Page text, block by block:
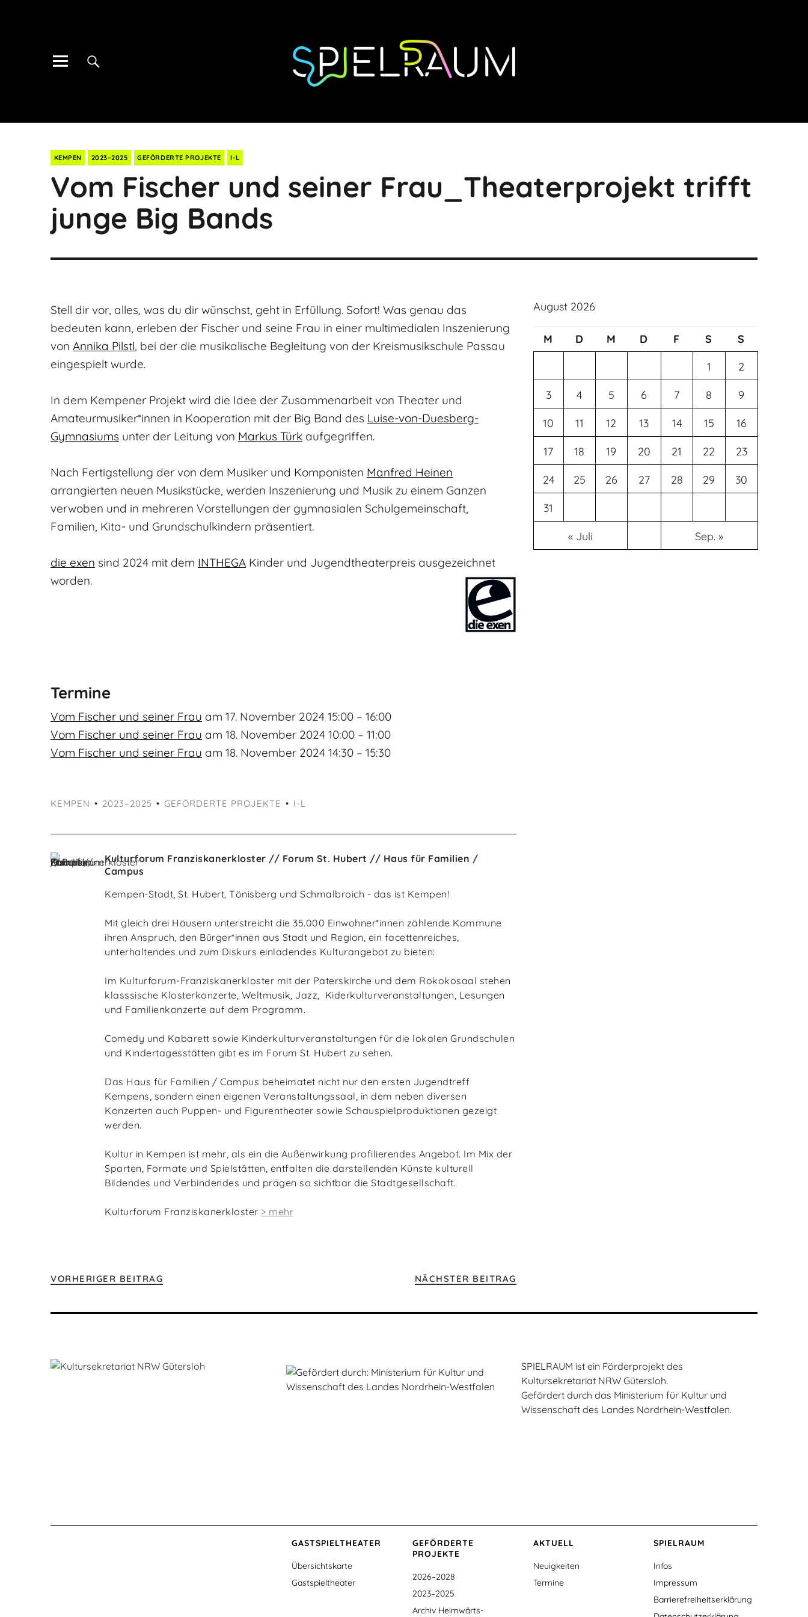
KEMPEN 2023–2025 GEFÖRDERTE PROJEKTE I-L
Vom Fischer und seiner Frau_Theaterprojekt trifft
junge Big Bands
Stell dir vor, alles, was du dir wünschst, geht in Erfüllung. Sofort! Was genau das
bedeuten kann, erleben der Fischer und seine Frau in einer multimedialen Inszenierung
von Annika Pilstl, bei der die musikalische Begleitung von der Kreismusikschule Passau
eingespielt wurde.
In dem Kempener Projekt wird die Idee der Zusammenarbeit von Theater und
Amateurmusiker*innen in Kooperation mit der Big Band des Luise-von-Duesberg-
Gymnasiums unter der Leitung von Markus Türk aufgegriffen.
Nach Fertigstellung der von dem Musiker und Komponisten Manfred Heinen
arrangierten neuen Musikstücke, werden Inszenierung und Musik zu einem Ganzen
verwoben und in mehreren Vorstellungen der gymnasialen Schulgemeinschaft,
Familien, Kita- und Grundschulkindern präsentiert.
die exen sind 2024 mit dem INTHEGA Kinder und Jugendtheaterpreis ausgezeichnet
worden.
Termine
Vom Fischer und seiner Frau am 17. November 2024 15:00 – 16:00
Vom Fischer und seiner Frau am 18. November 2024 10:00 – 11:00
Vom Fischer und seiner Frau am 18. November 2024 14:30 – 15:30
KEMPEN 2023–2025 GEFÖRDERTE PROJEKTE I-L
Kulturforum Franziskanerkloster // Forum St. Hubert // Haus für Familien /
Campus
Kempen-Stadt, St. Hubert, Tönisberg und Schmalbroich - das ist Kempen!
Mit gleich drei Häusern unterstreicht die 35.000 Einwohner*innen zählende Kommune
ihren Anspruch, den Bürger*innen aus Stadt und Region, ein facettenreiches,
unterhaltendes und zum Diskurs einladendes Kulturangebot zu bieten:
Im Kulturforum-Franziskanerkloster mit der Paterskirche und dem Rokokosaal stehen
klasssische Klosterkonzerte, Weltmusik, Jazz, Kiderkulturveranstaltungen, Lesungen
und Familienkonzerte auf dem Programm.
Comedy und Kabarett sowie Kinderkulturveranstaltungen für die lokalen Grundschulen
und Kindertagesstätten gibt es im Forum St. Hubert zu sehen.
Das Haus für Familien / Campus beheimatet nicht nur den ersten Jugendtreff
Kempens, sondern einen eigenen Veranstaltungssaal, in dem neben diversen
Konzerten auch Puppen- und Figurentheater sowie Schauspielproduktionen gezeigt
werden.
Kultur in Kempen ist mehr, als ein die Außenwirkung profilierendes Angebot. Im Mix der
Sparten, Formate und Spielstätten, entfalten die darstellenden Künste kulturell
Bildendes und Verbindendes und prägen so sichtbar die Stadtgesellschaft.
Kulturforum Franziskanerkloster > mehr
VORHERIGER BEITRAG NÄCHSTER BEITRAG
August 2026
M D M D F S
S
1
2
3 4 5 6 7 8 9
10 11 12 13 14 15 16
17 18 19 20 21 22 23
24 25 26 27 28 29 30
31
« Juli Sep. »
SPIELRAUM ist ein Förderprojekt des
Kultursekretariat NRW Gütersloh.
Gefördert durch das Ministerium für Kultur und
Wissenschaft des Landes Nordrhein-Westfalen.
GASTSPIEL­THEATER
Übersichtskarte
Gastspieltheater
GEFÖRDERTE
PROJEKTE
2026–2028
2023–2025
Archiv Heimwärts-
AKTUELL
Neuigkeiten
Termine
SPIELRAUM
Infos
Impressum
Barrierefreiheitserklärung